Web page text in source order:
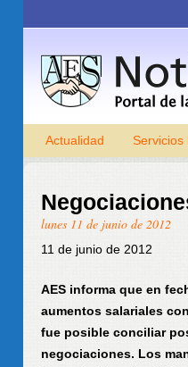
Actualidad Servicios
lunes 11 de junio de 2012
11 de junio de 2012
AES informa que en
aumentos salariales
fue posible conciliar
negociaciones. Los